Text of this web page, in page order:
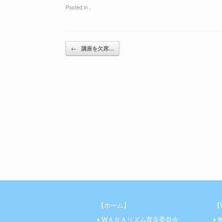
Posted in .
← 講座を欠席…
【ホーム】
WＡＲＡリズム普及委員会